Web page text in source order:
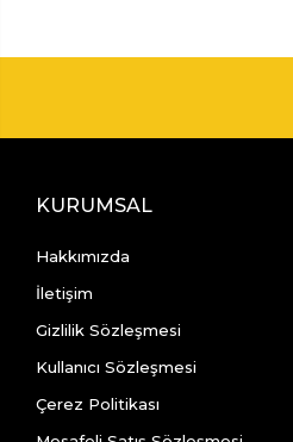
KURUMSAL
Hakkımızda
İletişim
Gizlilik Sözleşmesi
Kullanıcı Sözleşmesi
Çerez Politikası